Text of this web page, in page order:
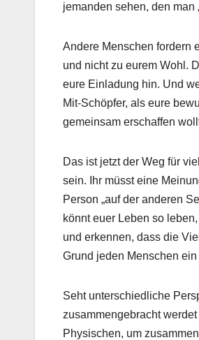
jemanden sehen, den man
Andere Menschen fordern
und nicht zu eurem Wohl.
eure Einladung hin. Und
Mit-Schöpfer, als eure
gemeinsam erschaffen
Das ist jetzt der Weg für
sein. Ihr müsst eine
Person „auf der anderen
könnt euer Leben so
und erkennen, dass die
Grund jeden Menschen
Seht unterschiedliche
zusammengebracht
Physischen, um